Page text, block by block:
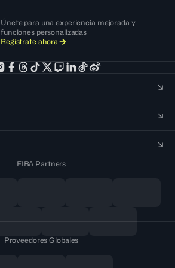
Únete para una experiencia mejorada y
funciones personalizadas
Regístrate ahora
FIBA Partners
Proveedores Globales